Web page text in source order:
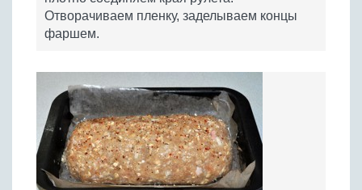
Отворачиваем пленку, заделываем концы
фаршем.